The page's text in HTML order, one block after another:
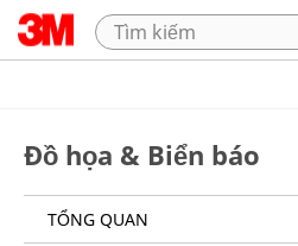
Đồ họa & Biển báo
TỔNG QUAN